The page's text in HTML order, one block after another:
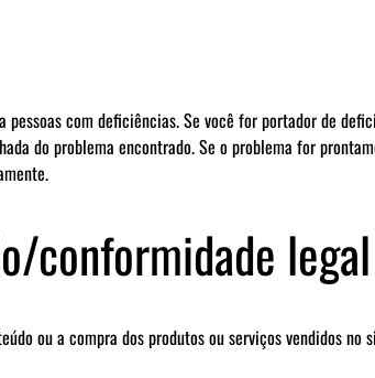
com deficiências. Se você for portador de
do problema encontrado. Se o problema for
conformidade legal
ou a compra dos produtos ou serviços vendidos